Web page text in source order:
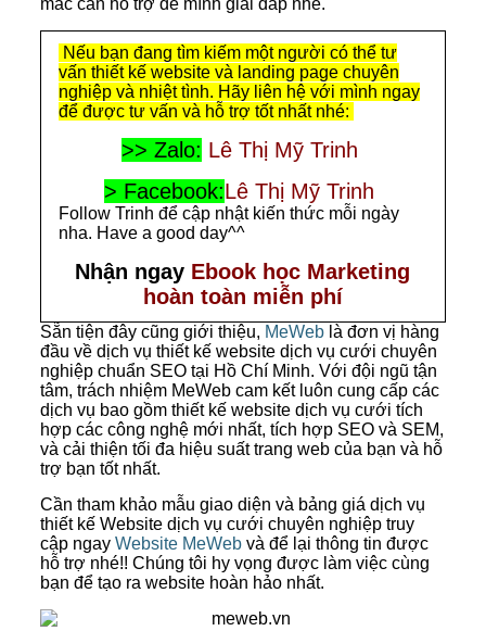
Nếu bạn đang tìm kiếm một người có thể tư
vấn thiết kế website và landing page chuyên
nghiệp và nhiệt tình. Hãy liên hệ với mình ngay
để được tư vấn và hỗ trợ tốt nhất nhé:
>> Zalo: Lê Thị Mỹ Trinh
> Facebook:Lê Thị Mỹ Trinh
Follow Trinh để cập nhật kiến thức mỗi ngày
nha. Have a good day^^
Nhận ngay Ebook học Marketing
hoàn toàn miễn phí
Sẵn tiện đây cũng giới thiệu, MeWeblà đơn vị hàng
đầu về dịch vụ thiết kế website dịch vụ cưới chuyên
nghiệp chuẩn SEO tại Hồ Chí Minh. Với đội ngũ tận
tâm, trách nhiệm MeWeb cam kết luôn cung cấp các
dịch vụ bao gồm thiết kế website dịch vụ cưới tích
hợp các công nghệ mới nhất, tích hợp SEO và SEM,
và cải thiện tối đa hiệu suất trang web của bạn và hỗ
trợ bạn tốt nhất.
Cần tham khảo mẫu giao diện và bảng giá dịch vụ
thiết kế Website dịch vụ cưới chuyên nghiệp truy
cập ngay Website MeWebvà để lại thông tin được
hỗ trợ nhé!! Chúng tôi hy vọng được làm việc cùng
bạn để tạo ra website hoàn hảo nhất.